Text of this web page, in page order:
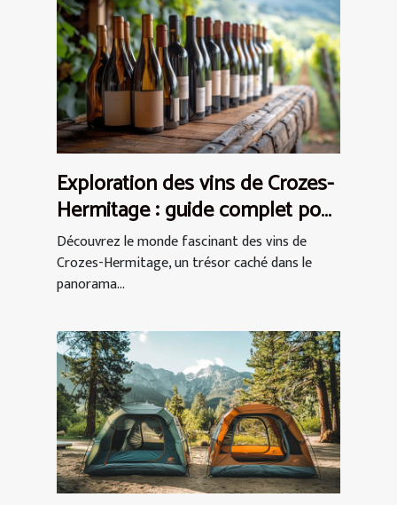
Exploration des vins de Crozes-
Hermitage : guide complet pour
débutants
Découvrez le monde fascinant des vins de
Crozes-Hermitage, un trésor caché dans le
panorama...